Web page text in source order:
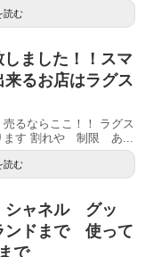
読む
ました！！スマ
るお店はラグス
るならここ！！ ラグス
ます 割れや 制限 あ...
読む
シャネル グッ
ドまで 使って
で